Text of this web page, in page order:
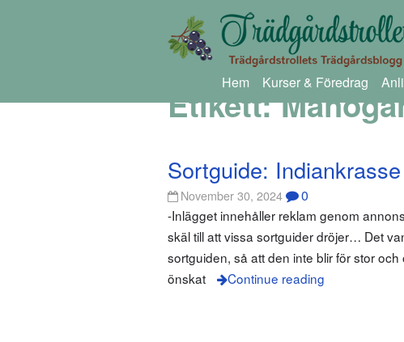
Hem Kurser & Föredrag
Etikett:
Sortguide: Indiankrasse
November 30, 2024 0
-Inlägget innehåller reklam genom
skäl till att vissa sortguider dröjer… Det
sortguiden, så att den inte blir för stor
önskat
Continue reading